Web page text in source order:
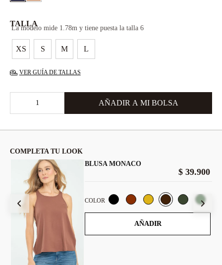
TALLA
XS S M L
La modelo mide 1.78m y tiene puesta la talla 6
VER GUÍA DE TALLAS
COMPLETA TU LOOK
BLUSA MONACO
$ 39.900
COLOR
AÑADIR